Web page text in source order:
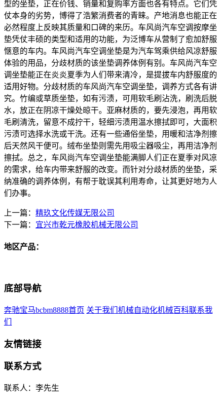
型的坐垫，正在价钱、销量和复购率方面也各有特点。它们凭
仗本身的劣势，博得了浩繁消费者的青睐。产地消息也能正在
必然程度上反映其质量和口碑的来历。车风尚汽车空调按摩坐
垫凭仗丰硕的类型和适用的功能，为泛博车从营制了愈加舒服
惬意的车内。车风尚汽车空调坐垫是为汽车驾乘供给风凉舒服
体验的用品，分歧材质的该坐垫调养体例有别。车风尚汽车空
调坐垫能正在炎炎夏季为人们带来清冷，是提拔车内舒服度的
适用好物。分歧材质的车风尚汽车空调坐垫，调养方式各有讲
究。竹编或草质坐垫，如有污渍，可用软毛刷沾洗，刷洗后脱
水，放正在阴凉干燥处晾干。亚麻材质的，要先浸泡，再用软
毛刷清洗，留意不成拧干，轻细污渍用温水擦拭即可，大面积
污渍可选择水洗或干洗。还有一些通俗坐垫，用暖和洁净剂擦
后天然风干便可。绒布坐垫则需先用吸尘器吸尘，再用洁净剂
擦拭。总之，车风尚汽车空调坐垫能满脚人们正在夏季对风凉
的需求，给车内带来舒服的改变。而针对分歧材质的坐垫，采
纳准确的调养体例，有帮于耽误其利用寿命，让其更好地为人
们办事。
上一篇： 精玖文化传媒无限公司
下一篇： 宜兴市乾元橡胶机械无限公司
地区产品：
底部导航
奔驰宝马bcbm8888首页 关于我们 机械自动化机械百科联系我
们
友情链接
联系方式
联系人：李先生